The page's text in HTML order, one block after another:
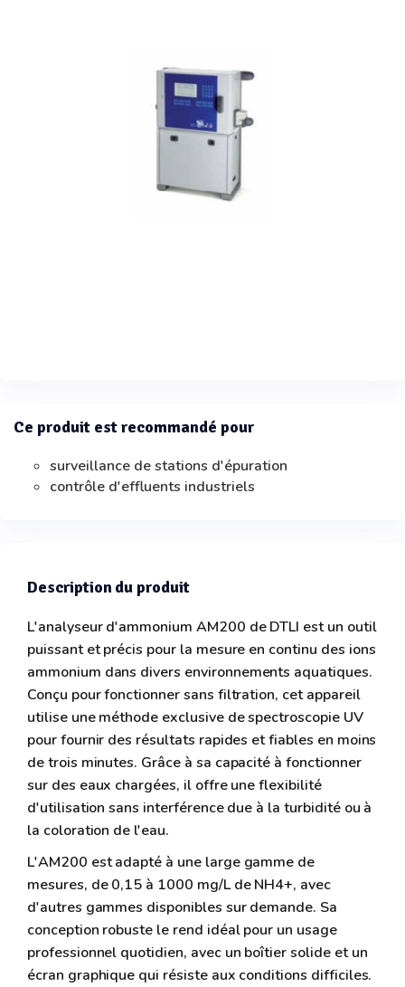
Ce produit est recommandé pour
surveillance de stations d'épuration
contrôle d'effluents industriels
Description du produit
L'analyseur d'ammonium AM200 de DTLI est un outil
puissant et précis pour la mesure en continu des ions
ammonium dans divers environnements aquatiques.
Conçu pour fonctionner sans filtration, cet appareil
utilise une méthode exclusive de spectroscopie UV
pour fournir des résultats rapides et fiables en moins
de trois minutes. Grâce à sa capacité à fonctionner
sur des eaux chargées, il offre une flexibilité
d'utilisation sans interférence due à la turbidité ou à
la coloration de l'eau.
L'AM200 est adapté à une large gamme de
mesures, de 0,15 à 1000 mg/L de NH4+, avec
d'autres gammes disponibles sur demande. Sa
conception robuste le rend idéal pour un usage
professionnel quotidien, avec un boîtier solide et un
écran graphique qui résiste aux conditions difficiles.